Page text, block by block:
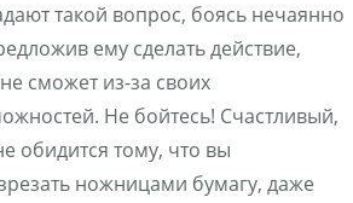
такой вопрос, боясь нечаянно
ему сделать действие,
сможет из-за своих
Не бойтесь! Счастливый,
обидится тому, что вы
ножницами бумагу, даже